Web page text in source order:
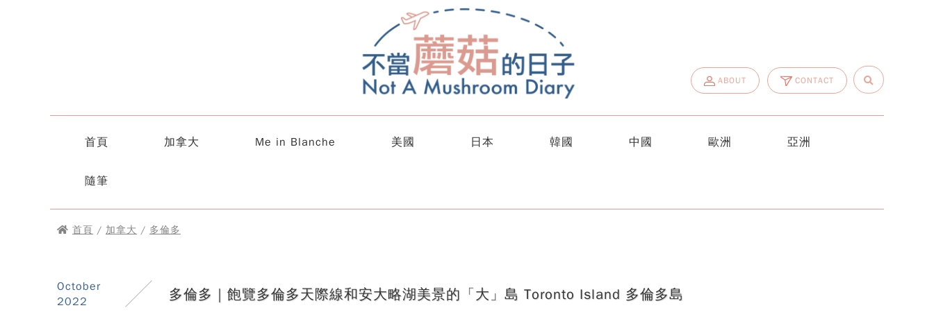
ABOUT CONTACT
首頁 加拿大 Me in Blanche 美國 日本 韓國 中國 歐洲 亞洲
隨筆
首頁 / 加拿大 / 多倫多
October
2022
多倫多｜飽覽多倫多天際線和安大略湖美景的「大」島 Toronto Island 多倫多島